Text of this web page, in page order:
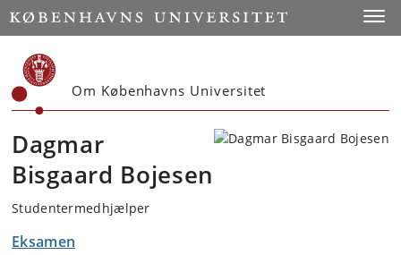
Start
Om Københavns Universitet
Dagmar
Bisgaard Bojesen
Studentermedhjælper
Eksamen